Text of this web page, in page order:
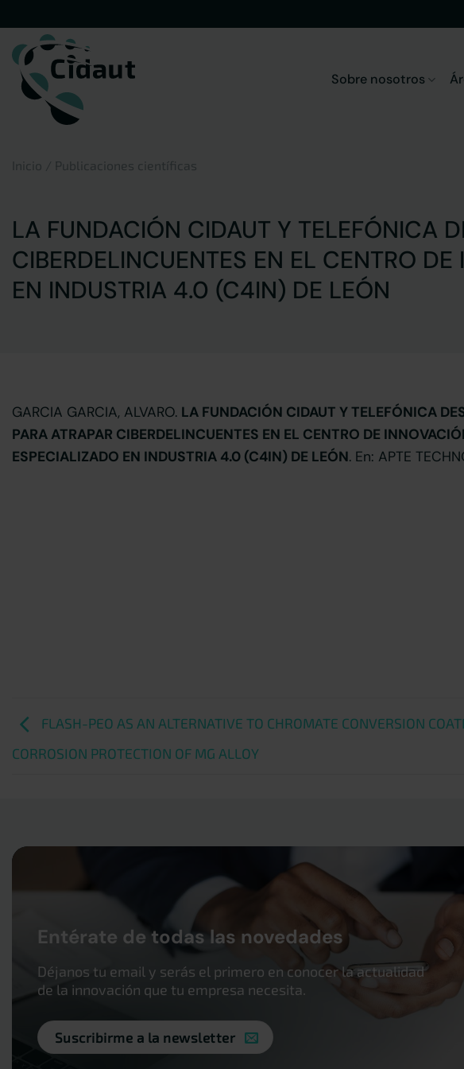
al
contenido
Sobre nosotros
Inicio Publicaciones científicas
LA FUNDACIÓN CIDAUT Y TELEFÓNICA
CIBERDELINCUENTES EN EL CENTRO
EN INDUSTRIA 4.0 (C4IN) DE LEÓN
GARCIA GARCIA, ALVARO. LA FUNDACIÓN CIDAUT Y TELEFÓNICA
PARA ATRAPAR CIBERDELINCUENTES EN EL CENTRO DE
ESPECIALIZADO EN INDUSTRIA 4.0 (C4IN) DE LEÓN. En: APTE
FLASH-PEO AS AN ALTERNATIVE TO CHROMATE CONVERSION
CORROSION PROTECTION OF MG ALLOY
Entérate de todas las novedades
Déjanos tu email y serás el primero en conocer la actualidad
de la innovación que tu empresa necesita.
Suscribirme a la newsletter